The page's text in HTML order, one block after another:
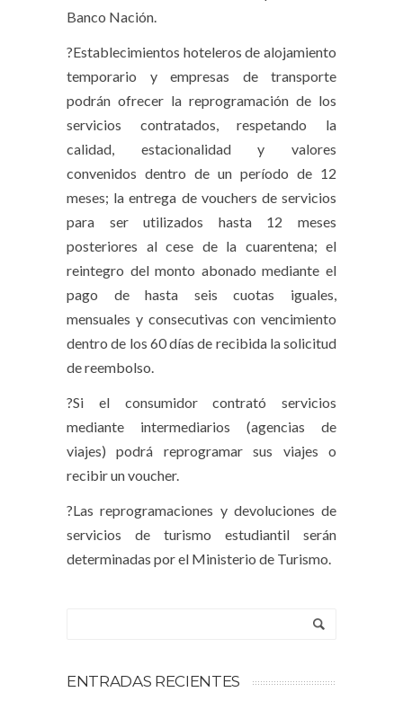
Banco Nación.
?Establecimientos hoteleros de alojamiento
temporario y empresas de transporte
podrán ofrecer la reprogramación de los
servicios contratados, respetando la
calidad, estacionalidad y valores
convenidos dentro de un período de 12
meses; la entrega de vouchers de servicios
para ser utilizados hasta 12 meses
posteriores al cese de la cuarentena; el
reintegro del monto abonado mediante el
pago de hasta seis cuotas iguales,
mensuales y consecutivas con vencimiento
dentro de los 60 días de recibida la solicitud
de reembolso.
?Si el consumidor contrató servicios
mediante intermediarios (agencias de
viajes) podrá reprogramar sus viajes o
recibir un voucher.
?Las reprogramaciones y devoluciones de
servicios de turismo estudiantil serán
determinadas por el Ministerio de Turismo.
ENTRADAS RECIENTES